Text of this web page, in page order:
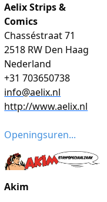
Aelix Strips &
Comics
Chasséstraat 71
2518 RW Den Haag
Nederland
+31 703650738
info@aelix.nl
http://www.aelix.nl
Openingsuren...
Akim